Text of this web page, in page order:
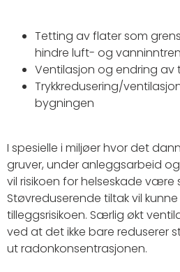
Tetting av flater som
hindre luft- og
Ventilasjon og endring av
Trykkredusering/
bygningen
I spesielle i miljøer hvor det
gruver, under anleggsarbeid
vil risikoen for helseskade være
Støvreduserende tiltak vil
tilleggsrisikoen. Særlig økt
ved at det ikke bare reduserer
ut radonkonsentrasjonen.